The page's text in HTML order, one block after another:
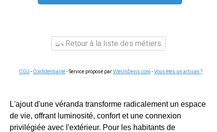
Retour à la liste des métiers
CGU - Confidentialité- Service proposé parViteUnDevis.com -Vous êtes un artisan ?
L'ajout d'une véranda transforme radicalement un espace
de vie, offrant luminosité, confort et une connexion
privilégiée avec l'extérieur. Pour les habitants de